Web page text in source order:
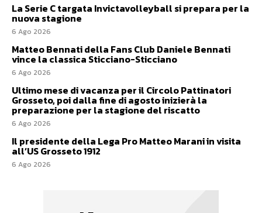
La Serie C targata Invictavolleyball si prepara per la
nuova stagione
6 Ago 2026
Matteo Bennati della Fans Club Daniele Bennati
vince la classica Sticciano-Sticciano
6 Ago 2026
Ultimo mese di vacanza per il Circolo Pattinatori
Grosseto, poi dalla fine di agosto inizierà la
preparazione per la stagione del riscatto
6 Ago 2026
Il presidente della Lega Pro Matteo Marani in visita
all’US Grosseto 1912
6 Ago 2026